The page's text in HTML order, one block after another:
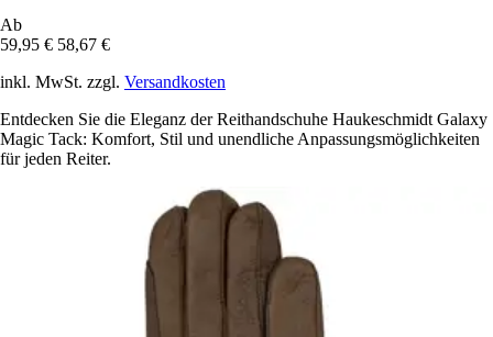
Ab
59,95 € 58,67 €
inkl. MwSt. zzgl. Versandkosten
Entdecken Sie die Eleganz der Reithandschuhe Haukeschmidt Galaxy
Magic Tack: Komfort, Stil und unendliche Anpassungsmöglichkeiten
für jeden Reiter.